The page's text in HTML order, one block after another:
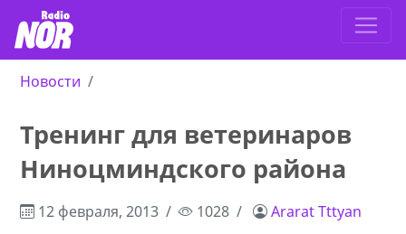
Новости
Тренинг для ветеринаров
Ниноцминдского района
12 февраля, 2013 1028 Ararat Tttyan